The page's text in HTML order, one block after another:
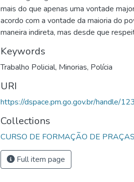
mais do que apenas uma vontade
acordo com a vontade da maioria do
maneira indireta, mas desde que
Keywords
Trabalho Policial, Minorias, Polícia
URI
https://dspace.pm.go.gov.br/handle/
Collections
CURSO DE FORMAÇÃO DE
Full item page